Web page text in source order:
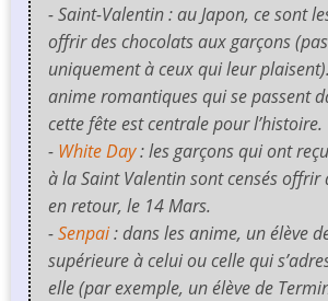
- Saint-Valentin : au Japon, ce sont
offrir des chocolats aux garçons
uniquement à ceux qui leur
animeromantiques qui se passent
cette fête est centrale pour l’histoire.
- White Day: les garçons qui ont
à la Saint Valentin sont censés offrir
en retour, le 14 Mars.
-Senpai: dans les anime, un élève
supérieure à celui ou celle qui
elle (par exemple, un élève de